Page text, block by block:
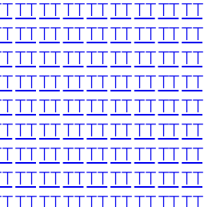
TTTTTTTTTTTTTTTT
TTTTTTTTTTTTTTTT
TTTTTTTTTTTTTTTT
TTTTTTTTTTTTTTTT
TTTTTTTTTTTTTTTT
TTTTTTTTTTTTTTTT
TTTTTTTTTTTTTTTT
TTTTTTTTTTTTTTTT